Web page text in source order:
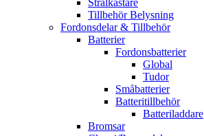
Strålkastare
Tillbehör Belysning
Fordonsdelar & Tillbehör
Batterier
Fordonsbatterier
Global
Tudor
Småbatterier
Batteritillbehör
Batteriladdare
Bromsar